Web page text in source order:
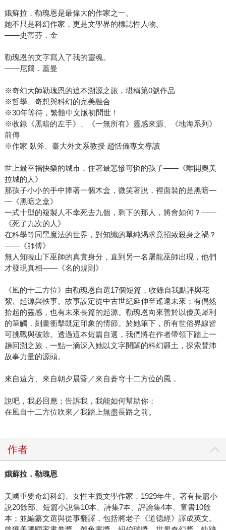
娥蘇拉．勒瑰恩是最偉大的作家之一。
她不只是科幻作家，更是文學界的標誌性人物。
――史蒂芬．金
勒瑰恩的文字寫入了我的靈魂。
――尼爾．蓋曼
※奇幻大師勒瑰恩的追本溯源之旅，堪稱第0號作品
※哲學、奇想與科幻的完美融合
※30年等待，繁體中文版初問世！
※收錄《黑暗的左手》、《一無所有》靈感來源、《地海系列》
前傳
※作家 臥斧、臺大外文系教授 趙恬儀專文導讀
世上最幸福快樂的城市，住著最悲慘可憐的孩子――《離開奧美
拉城的人》
那孩子小小的手中捧著一個木盒，微笑著說，裡面裝的是黑暗―
―《黑暗之盒》
一式十型的複製人不幸死去九個，剩下的那人，將會如何？――
《死了九次的人》
在科學等同黑魔法的世界，對知識的單純渴求竟招致殺身之禍？
――《師傅》
無人知曉山下巫師的真實身分，直到另一名屠龍巫師出現，他們
才發現真相――《名的規則》
《風的十二方位》由勒瑰恩自選17個短篇，收錄自我點評與花
絮、起源與軼事。故事設定從中古世紀延伸至遙遠未來；有偶然
拾起的靈感，也有未來長篇的起源。勒瑰恩向來善於以優美犀利
的筆觸，刻畫衝擊既定印象的情節。於她筆下，所有世俗界線皆
可挑戰與破除。透過這本短篇自選，我們將在作者帶領下踏上一
趟回溯之旅，一點一滴深入她以文字開闢的科幻疆土，探索豐沛
故事力量的源頭。
來自遠方、來自朝夕晨昏／來自蒼穹十二方位的風，
說吧，我必回應；告訴我，我能如何幫助你；
在風自十二方位吹來／我踏上無盡長路之前。
作者
娥蘇拉．勒瑰恩
美國重要奇幻科幻、女性主義文學作家，1929年生。著有長篇小
說20餘部、短篇小說集10本、詩集7本、評論集4本、童書10餘
本；並編纂文選與從事翻譯，包括將老子《道德經》譯成英文。